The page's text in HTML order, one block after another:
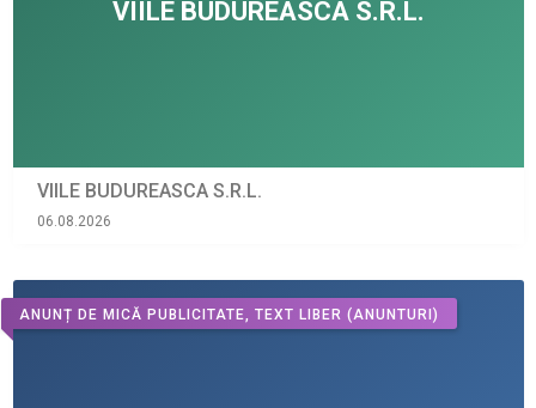
VIILE BUDUREASCA S.R.L.
06.08.2026
ANUNȚ DE MICĂ PUBLICITATE, TEXT LIBER (ANUNTURI)